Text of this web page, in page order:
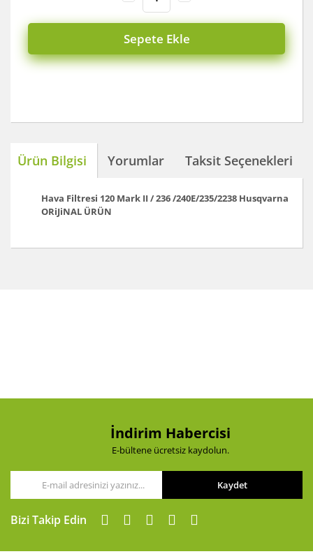
Sepete Ekle
Ürün Bilgisi Yorumlar Taksit Seçenekleri
Hava Filtresi 120 Mark II / 236 /240E/235/2238 Husqvarna
ORiJiNAL ÜRÜN
Ürün fiyatı diğer sitelerden daha pahalı.
Gönder
İndirim Habercisi
E-bültene ücretsiz kaydolun.
Kaydet
Bizi Takip Edin